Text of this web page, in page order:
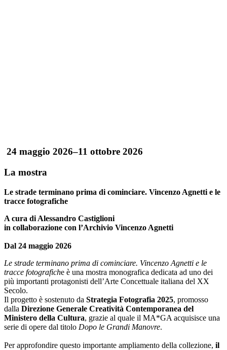
24 maggio 2026–11 ottobre 2026
La mostra
Le strade terminano prima di cominciare. Vincenzo Agnetti e le
tracce fotografiche
A cura di Alessandro Castiglioni
in collaborazione con l’Archivio Vincenzo Agnetti
Dal 24 maggio 2026
Le strade terminano prima di cominciare. Vincenzo Agnetti e le
tracce fotografiche è una mostra monografica dedicata ad uno dei
più importanti protagonisti dell’Arte Concettuale italiana del XX
Secolo.
Il progetto è sostenuto da Strategia Fotografia 2025, promosso
dalla Direzione Generale Creatività Contemporanea del
Ministero della Cultura, grazie al quale il MA*GA acquisisce una
serie di opere dal titolo Dopo le Grandi Manovre.
Per approfondire questo importante ampliamento della collezione, il